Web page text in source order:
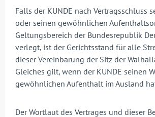
Falls der KUNDE nach Vertragsschluss
oder seinen gewöhnlichen
Geltungsbereich der Bundesrepublik
verlegt, ist der Gerichtsstand für alle
dieser Vereinbarung der Sitz der
Gleiches gilt, wenn der KUNDE seinen
gewöhnlichen Aufenthalt im Ausland
Der Wortlaut des Vertrages und dieser